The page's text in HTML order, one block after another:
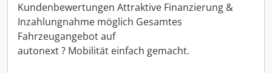
Kundenbewertungen Attraktive Finanzierung &
Inzahlungnahme möglich Gesamtes
Fahrzeugangebot auf
autonext ? Mobilität einfach gemacht.